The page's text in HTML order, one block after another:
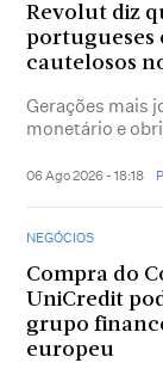
Revolut diz
portugueses
cautelosos
Gerações mais
monetário e
06 Ago 2026 - 18:18
NEGÓCIOS
Compra do
UniCredit
grupo
europeu